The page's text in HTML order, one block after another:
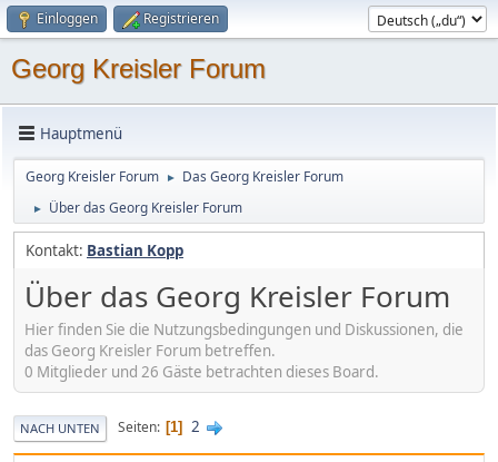
Einloggen Registrieren
Georg Kreisler Forum
Hauptmenü
Georg Kreisler Forum ► Das Georg Kreisler Forum
► Über das Georg Kreisler Forum
Kontakt: Bastian Kopp
Über das Georg Kreisler Forum
Hier finden Sie die Nutzungsbedingungen und Diskussionen, die
das Georg Kreisler Forum betreffen.
0 Mitglieder und 26 Gäste betrachten dieses Board.
NACH UNTEN Seiten 1 2